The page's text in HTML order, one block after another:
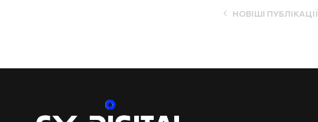
НОВІШІ ПУБЛІКАЦІЇ